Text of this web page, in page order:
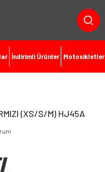
İndirimli Ürünler Motosikletler
(XS/S/M) HJ45A